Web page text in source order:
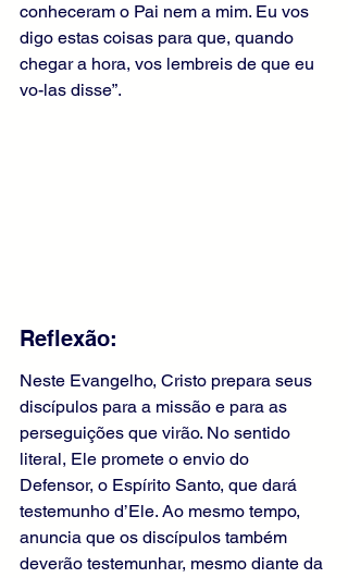
conheceram o Pai nem a mim. Eu vos
digo estas coisas para que, quando
chegar a hora, vos lembreis de que eu
vo-las disse”.
Reflexão:
Neste Evangelho, Cristo prepara seus
discípulos para a missão e para as
perseguições que virão. No sentido
literal, Ele promete o envio do
Defensor, o Espírito Santo, que dará
testemunho d’Ele. Ao mesmo tempo,
anuncia que os discípulos também
deverão testemunhar, mesmo diante da